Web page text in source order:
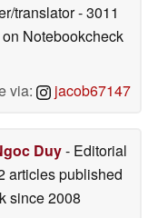
translator- 3011
Notebookcheck
via:
jacob67147
Duy- Editorial
articles published
since 2008